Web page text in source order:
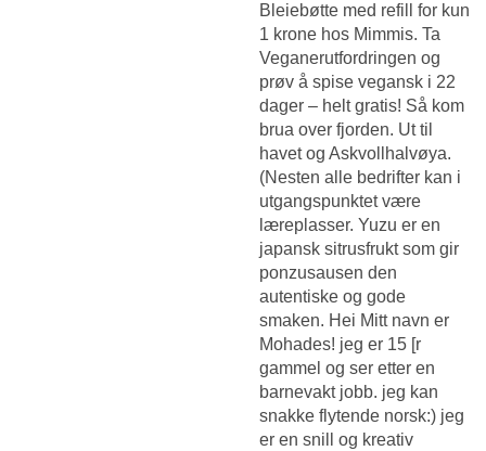
Bleiebøtte med refill for kun
1 krone hos Mimmis. Ta
Veganerutfordringen og
prøv å spise vegansk i 22
dager – helt gratis! Så kom
brua over fjorden. Ut til
havet og Askvollhalvøya.
(Nesten alle bedrifter kan i
utgangspunktet være
læreplasser. Yuzu er en
japansk sitrusfrukt som gir
ponzusausen den
autentiske og gode
smaken. Hei Mitt navn er
Mohades! jeg er 15 [r
gammel og ser etter en
barnevakt jobb. jeg kan
snakke flytende norsk:) jeg
er en snill og kreativ